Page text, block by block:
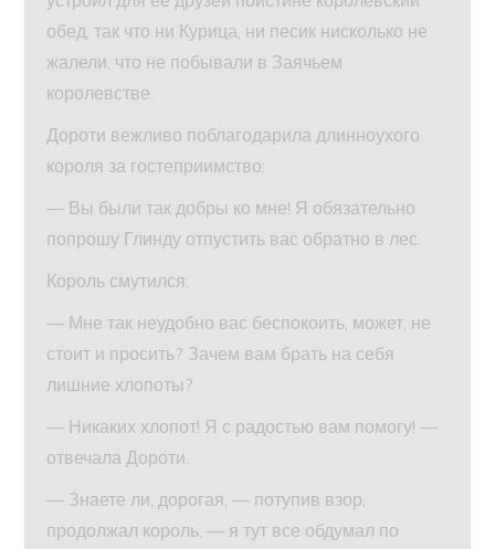
обед, так что ни Курица, ни песик нисколько не
жалели, что не побывали в Заячьем
королевстве.
Дороти вежливо поблагодарила длинноухого
короля за гостеприимство:
— Вы были так добры ко мне! Я обязательно
попрошу Глинду отпустить вас обратно в лес.
Король смутился:
— Мне так неудобно вас беспокоить, может, не
стоит и просить? Зачем вам брать на себя
лишние хлопоты?
— Никаких хлопот! Я с радостью вам помогу! —
отвечала Дороти.
— Знаете ли, дорогая, — потупив взор,
продолжал король, — я тут все обдумал по